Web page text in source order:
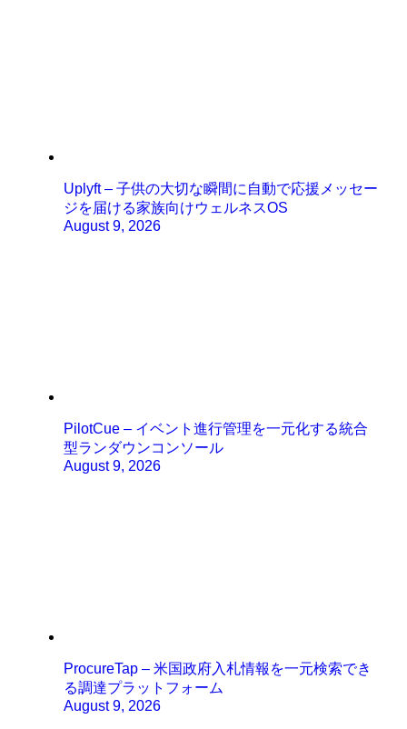
Uplyft – 子供の大切な瞬間に自動で応援メッセー
ジを届ける家族向けウェルネスOS
August 9, 2026
PilotCue – イベント進行管理を一元化する統合
型ランダウンコンソール
August 9, 2026
ProcureTap – 米国政府入札情報を一元検索でき
る調達プラットフォーム
August 9, 2026